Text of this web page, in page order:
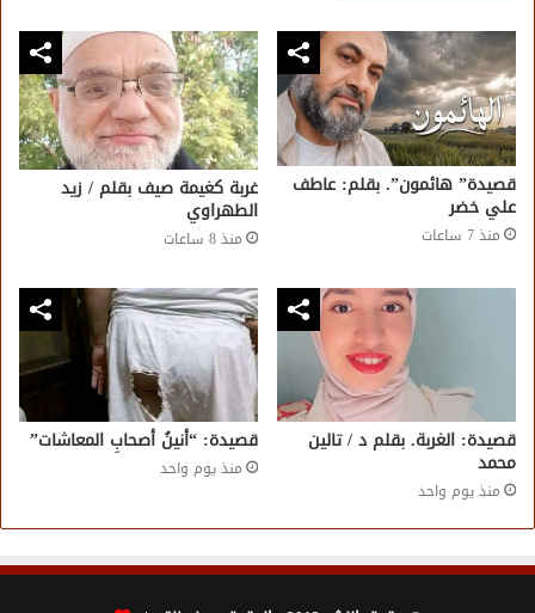
قصيدة” هائمون”. بقلم: عاطف
علي خضر
منذ 7 ساعات
غربة كغيمة صيف بقلم / زيد
الطهراوي
منذ 8 ساعات
قصيدة: الغربة. بقلم د / تالين
محمد
منذ يوم واحد
قصيدة: “أنينُ أصحابِ المعاشات”
منذ يوم واحد